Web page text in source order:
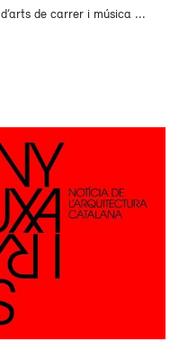
de carrer i música ...